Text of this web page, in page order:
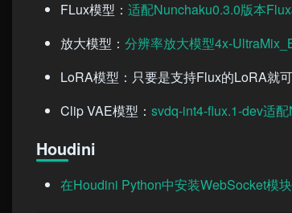
FLux模型： 适配Nunchaku0.3.0版本
放大模型： 分辨率放大模型4x-
LoRA模型：只要是支持Flux的LoRA就
Clip VAE模型： svdq-int4-flux.1-dev适
Houdini
在Houdini Python中安装WebSocket模